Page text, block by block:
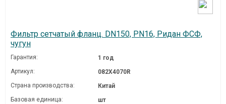
Фильтр сетчатый фланц. DN150, PN16, Ридан ФСФ,
чугун
Гарантия:
1 год
Артикул:
082X4070R
Страна производства:
Китай
Базовая единица:
шт